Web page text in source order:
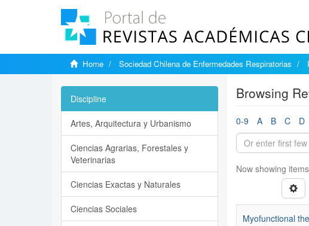
Home Sociedad Chilena de Enfermedades Respiratorias
Browsing
0-9 A B C D
Now showing
Myofunctional
Discipline
Artes, Arquitectura y Urbanismo
Ciencias Agrarias, Forestales y
Veterinarias
Ciencias Exactas y Naturales
Ciencias Sociales